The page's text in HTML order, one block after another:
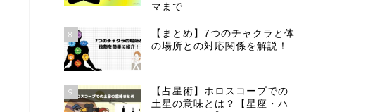
マまで
8
【まとめ】7つのチャクラと体
の場所との対応関係を解説！
9
【占星術】ホロスコープでの
土星の意味とは？【星座・ハ